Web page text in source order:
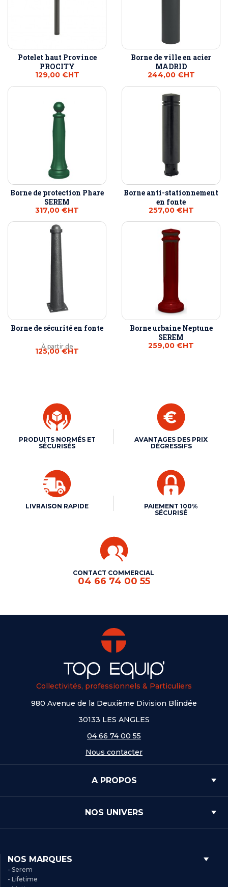
Potelet haut Province
PROCITY
129,00 €HT
Borne de ville en acier
MADRID
244,00 €HT
Borne de protection Phare
SEREM
317,00 €HT
Borne anti-stationnement
en fonte
257,00 €HT
Borne de sécurité en fonte
À partir de
125,00 €HT
Borne urbaine Neptune
SEREM
259,00 €HT
PRODUITS NORMÉS ET
SÉCURISÉS
AVANTAGES DES PRIX
DÉGRESSIFS
LIVRAISON RAPIDE
PAIEMENT 100%
SÉCURISÉ
CONTACT COMMERCIAL
04 66 74 00 55
Collectivités, professionnels & Particuliers
980 Avenue de la Deuxième Division Blindée
30133 LES ANGLES
04 66 74 00 55
Nous contacter
A PROPOS
NOS UNIVERS
NOS MARQUES
- Serem
- Lifetime